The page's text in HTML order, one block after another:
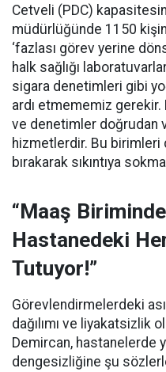
Cetveli (PDC)
müdürlüğünde 1150
‘fazlası görev yerine
halk sağlığı
sigara denetimleri gibi
ardı etmememiz
ve denetimler doğrudan
hizmetlerdir. Bu
bırakarak sıkıntıya
“Maaş
Hastanedeki
Tutuyor!”
Görevlendirmelerdeki
dağılımı ve liyakatsizlik
Demircan, hastanelerde
dengesizliğine şu